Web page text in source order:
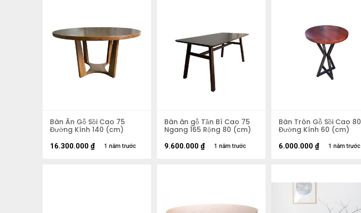
Bàn Ăn Gỗ Sồi Cao 75
Đường Kính 140 (cm)
1 năm trước
16.300.000 ₫
Bàn ăn gỗ Tần Bì Cao 75
Ngang 165 Rộng 80 (cm)
1 năm trước
9.600.000 ₫
Bàn Tròn Gỗ Sồi Cao 80
Đường Kính 60 (cm)
1 năm trước
6.000.000 ₫